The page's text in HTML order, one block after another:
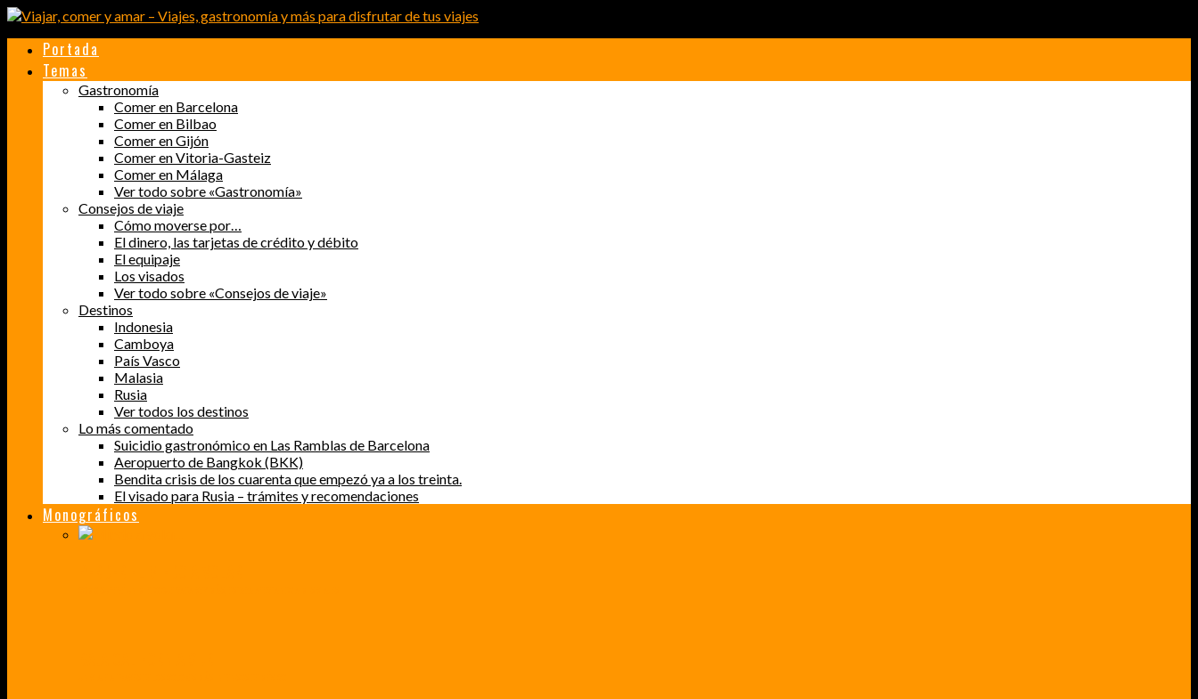
Portada
Temas
Gastronomía
Comer en Barcelona
Comer en Bilbao
Comer en Gijón
Comer en Vitoria-Gasteiz
Comer en Málaga
Ver todo sobre «Gastronomía»
Consejos de viaje
Cómo moverse por…
El dinero, las tarjetas de crédito y débito
El equipaje
Los visados
Ver todo sobre «Consejos de viaje»
Destinos
Indonesia
Camboya
País Vasco
Malasia
Rusia
Ver todos los destinos
Lo más comentado
Suicidio gastronómico en Las Ramblas de Barcelona
Aeropuerto de Bangkok (BKK)
Bendita crisis de los cuarenta que empezó ya a los treinta.
El visado para Rusia – trámites y recomendaciones
Monográficos